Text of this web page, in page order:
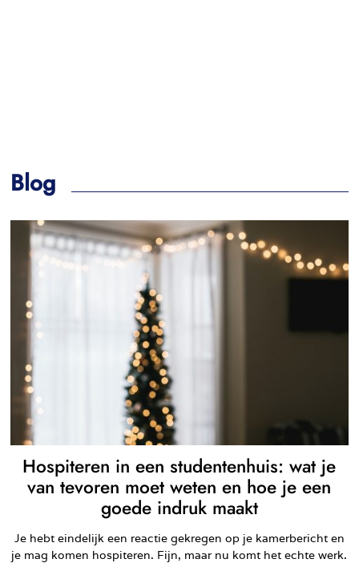
Blog
Hospiteren in een studentenhuis: wat je
van tevoren moet weten en hoe je een
goede indruk maakt
Je hebt eindelijk een reactie gekregen op je kamerbericht en
je mag komen hospiteren. Fijn, maar nu komt het echte werk.